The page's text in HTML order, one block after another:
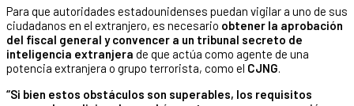
Para que autoridades estadounidenses puedan vigilar a uno de sus
ciudadanos en el extranjero, es necesario obtener la aprobación
del fiscal general y convencer a un tribunal secreto de
inteligencia extranjera de que actúa como agente de una
potencia extranjera o grupo terrorista, como el CJNG
“Si bien estos obstáculos son superables, los requisitos